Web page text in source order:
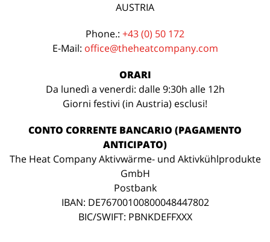
AUSTRIA
Phone.: +43 (0) 50 172
E-Mail: office@theheatcompany.com
ORARI
Da lunedì a venerdi: dalle 9:30h alle 12h
Giorni festivi (in Austria) esclusi!
CONTO CORRENTE BANCARIO (PAGAMENTO
ANTICIPATO)
The Heat Company Aktivwärme- und Aktivkühlprodukte
GmbH
Postbank
IBAN: DE76700100800048447802
BIC/SWIFT: PBNKDEFFXXX